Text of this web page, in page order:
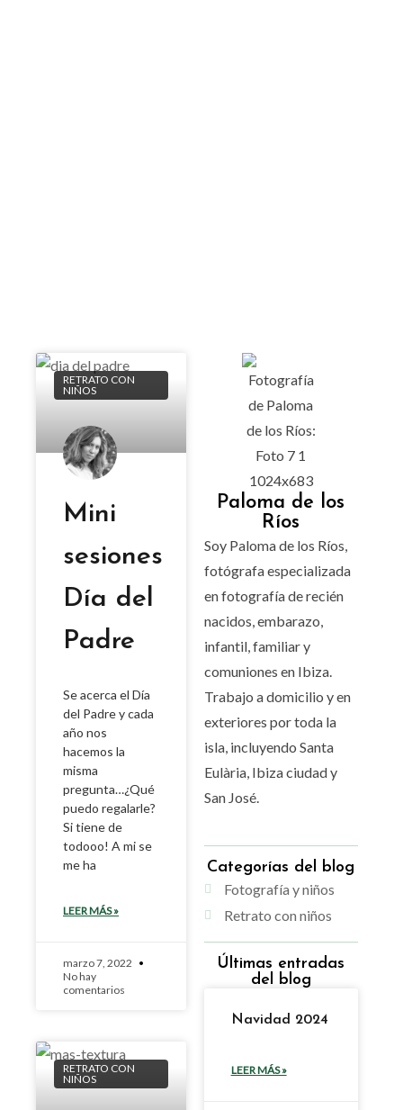
RETRATO CON
NIÑOS
Mini
sesiones
Día del
Padre
Se acerca el Día
del Padre y cada
año nos
hacemos la
misma
pregunta…¿Qué
puedo regalarle?
Si tiene de
todooo! A mi se
me ha
LEER MÁS »
marzo 7, 2022
No hay
comentarios
RETRATO CON
NIÑOS
Paloma de los
Ríos
Soy Paloma de los Ríos,
fotógrafa especializada
en fotografía de recién
nacidos, embarazo,
infantil, familiar y
comuniones en Ibiza.
Trabajo a domicilio y en
exteriores por toda la
isla, incluyendo Santa
Eulària, Ibiza ciudad y
San José.
Categorías del blog
Fotografía y niños
Retrato con niños
Últimas entradas
del blog
Navidad 2024
LEER MÁS »